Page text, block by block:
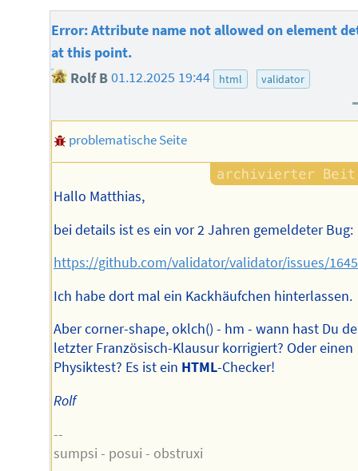
Error: Attribute name not allowed on element
at this point.
Rolf B01.12.2025 19:44 html validator
problematische Seite
Hallo Matthias,
bei details ist es ein vor 2 Jahren gemeldeter Bug:
https://github.com/validator/validator/issues/1645
Ich habe dort mal ein Kackhäufchen hinterlassen.
Aber corner-shape, oklch() - hm - wann hast Du
letzter Französisch-Klausur korrigiert? Oder einen
Physiktest? Es ist ein HTML-Checker!
Rolf
--
sumpsi - posui - obstruxi